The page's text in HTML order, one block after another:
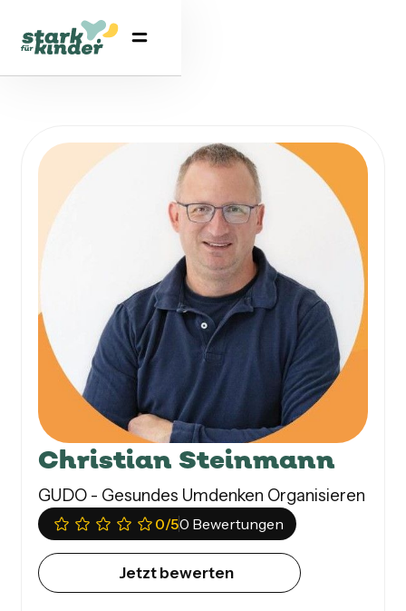
Christian Steinmann
GUDO - Gesundes Umdenken Organisieren
0/50 Bewertungen
Jetzt bewerten